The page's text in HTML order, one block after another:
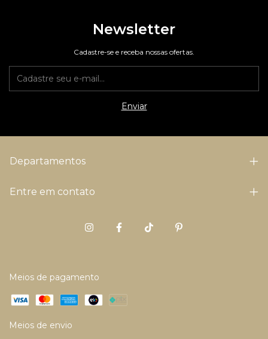
Newsletter
Cadastre-se e receba nossas ofertas.
Departamentos
Entre em contato
Meios de pagamento
Meios de envio